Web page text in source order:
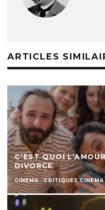
ARTICLES
C’EST QUOI
DIVORCE
CINEMA CRITIQUES CINEMA